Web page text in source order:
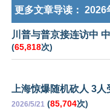
更多文章导读： 2026
川普与普京接连访中
(65,818次)
上海惊爆随机砍人 3
2026/5/21 (85,704次)